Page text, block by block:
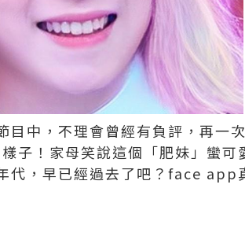
目中，不理會曾經有負評，再一
子！家母笑說這個「肥妹」蠻可
代，早已經過去了吧？face app